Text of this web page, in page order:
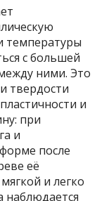
температуры
с большей
ними. Это
твердости
и
при
и
после
её
и легко
наблюдается